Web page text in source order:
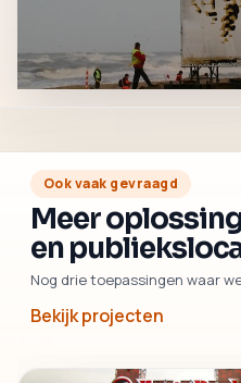
Ook vaak gevraagd
Meer
en
Nog drie toepassingen waar
Bekijk projecten